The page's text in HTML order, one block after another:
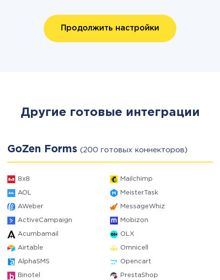
Продолжить настройки
Другие готовые интеграции
GoZen Forms (200 готовых коннекторов)
8x8 Mailchimp
AOL MeisterTask
AWeber MessageWhiz
ActiveCampaign Mobizon
Acumbamail OLX
Airtable Omnicell
AlphaSMS Opencart
Binotel PrestaShop